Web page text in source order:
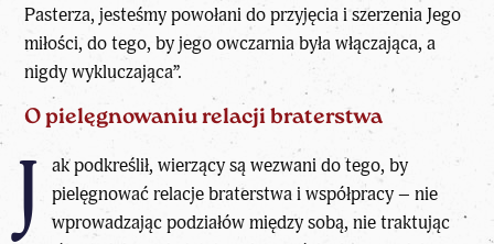
Pasterza, jesteśmy powołani do przyjęcia i szerzenia Jego
miłości, do tego, by jego owczarnia była włączająca, a
nigdy wykluczająca”.
O pielęgnowaniu relacji braterstwa
J
ak podkreślił, wierzący są wezwani do tego, by
pielęgnować relacje braterstwa i współpracy – nie
wprowadzając podziałów między sobą, nie traktując